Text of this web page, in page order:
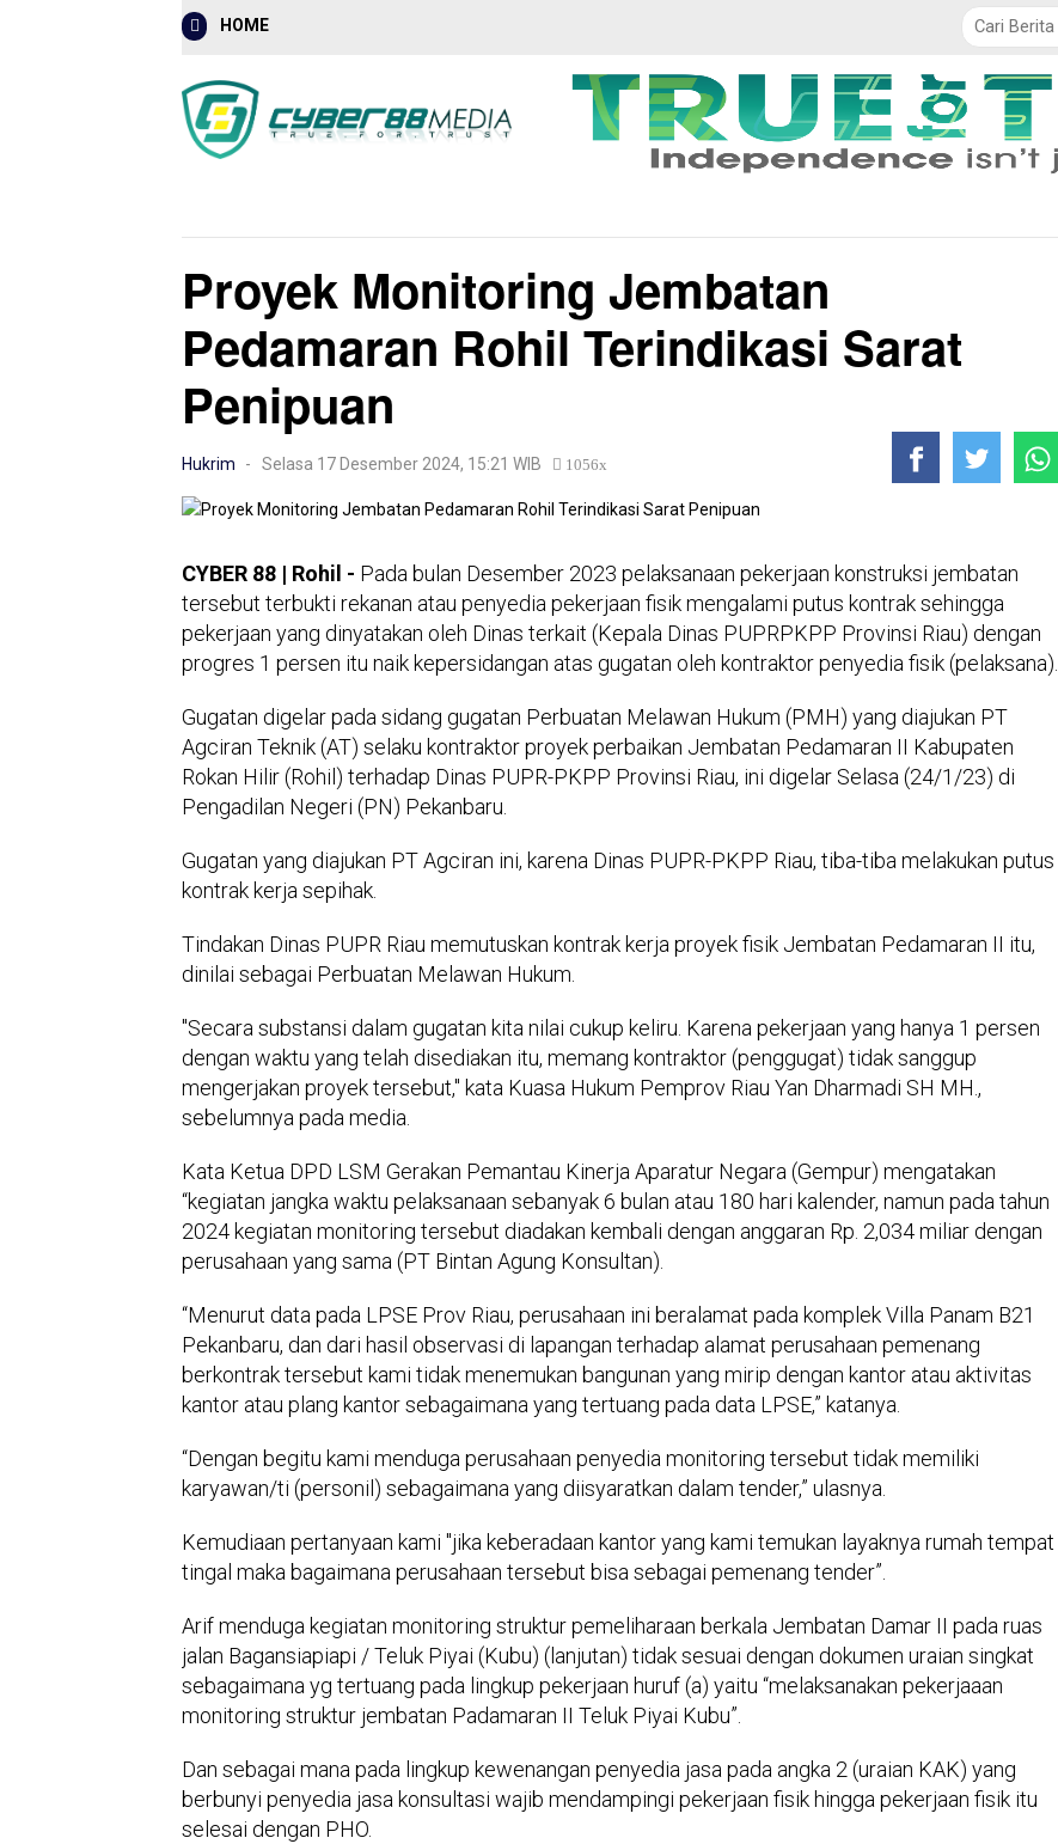
HOME
Proyek Monitoring Jembatan
Pedamaran Rohil Terindikasi Sarat
Penipuan
Hukrim - Selasa 17 Desember 2024, 15:21 WIB 1056x
CYBER 88 | Rohil - Pada bulan Desember 2023 pelaksanaan pekerjaan konstruksi jembatan
tersebut terbukti rekanan atau penyedia pekerjaan fisik mengalami putus kontrak sehingga
pekerjaan yang dinyatakan oleh Dinas terkait (Kepala Dinas PUPRPKPP Provinsi Riau) dengan
progres 1 persen itu naik kepersidangan atas gugatan oleh kontraktor penyedia fisik (pelaksana).
Gugatan digelar pada sidang gugatan Perbuatan Melawan Hukum (PMH) yang diajukan PT
Agciran Teknik (AT) selaku kontraktor proyek perbaikan Jembatan Pedamaran II Kabupaten
Rokan Hilir (Rohil) terhadap Dinas PUPR-PKPP Provinsi Riau, ini digelar Selasa (24/1/23) di
Pengadilan Negeri (PN) Pekanbaru.
Gugatan yang diajukan PT Agciran ini, karena Dinas PUPR-PKPP Riau, tiba-tiba melakukan putus
kontrak kerja sepihak.
Tindakan Dinas PUPR Riau memutuskan kontrak kerja proyek fisik Jembatan Pedamaran II itu,
dinilai sebagai Perbuatan Melawan Hukum.
"Secara substansi dalam gugatan kita nilai cukup keliru. Karena pekerjaan yang hanya 1 persen
dengan waktu yang telah disediakan itu, memang kontraktor (penggugat) tidak sanggup
mengerjakan proyek tersebut," kata Kuasa Hukum Pemprov Riau Yan Dharmadi SH MH.,
sebelumnya pada media.
Kata Ketua DPD LSM Gerakan Pemantau Kinerja Aparatur Negara (Gempur) mengatakan
“kegiatan jangka waktu pelaksanaan sebanyak 6 bulan atau 180 hari kalender, namun pada tahun
2024 kegiatan monitoring tersebut diadakan kembali dengan anggaran Rp. 2,034 miliar dengan
perusahaan yang sama (PT Bintan Agung Konsultan).
“Menurut data pada LPSE Prov Riau, perusahaan ini beralamat pada komplek Villa Panam B21
Pekanbaru, dan dari hasil observasi di lapangan terhadap alamat perusahaan pemenang
berkontrak tersebut kami tidak menemukan bangunan yang mirip dengan kantor atau aktivitas
kantor atau plang kantor sebagaimana yang tertuang pada data LPSE,” katanya.
“Dengan begitu kami menduga perusahaan penyedia monitoring tersebut tidak memiliki
karyawan/ti (personil) sebagaimana yang diisyaratkan dalam tender,” ulasnya.
Kemudiaan pertanyaan kami "jika keberadaan kantor yang kami temukan layaknya rumah tempat
tingal maka bagaimana perusahaan tersebut bisa sebagai pemenang tender”.
Arif menduga kegiatan monitoring struktur pemeliharaan berkala Jembatan Damar II pada ruas
jalan Bagansiapiapi / Teluk Piyai (Kubu) (lanjutan) tidak sesuai dengan dokumen uraian singkat
sebagaimana yg tertuang pada lingkup pekerjaan huruf (a) yaitu “melaksanakan pekerjaaan
monitoring struktur jembatan Padamaran II Teluk Piyai Kubu”.
Dan sebagai mana pada lingkup kewenangan penyedia jasa pada angka 2 (uraian KAK) yang
berbunyi penyedia jasa konsultasi wajib mendampingi pekerjaan fisik hingga pekerjaan fisik itu
selesai dengan PHO.